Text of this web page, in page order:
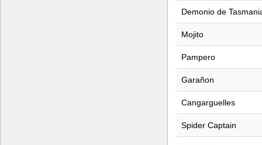
Demonio de
Mojito
Pampero
Garañon
Cangarguelles
Spider Captain